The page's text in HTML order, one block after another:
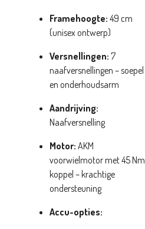
Framehoogte: 49 cm
(unisex ontwerp)
Versnellingen: 7
naafversnellingen – soepel
en onderhoudsarm
Aandrijving:
Naafversnelling
Motor: AKM
voorwielmotor met 45 Nm
koppel – krachtige
ondersteuning
Accu-opties: